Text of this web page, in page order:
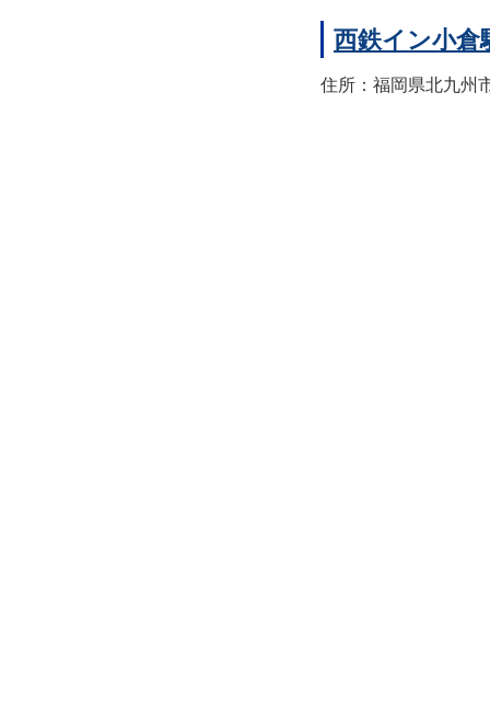
西鉄イン小倉
住所：福岡県北九州